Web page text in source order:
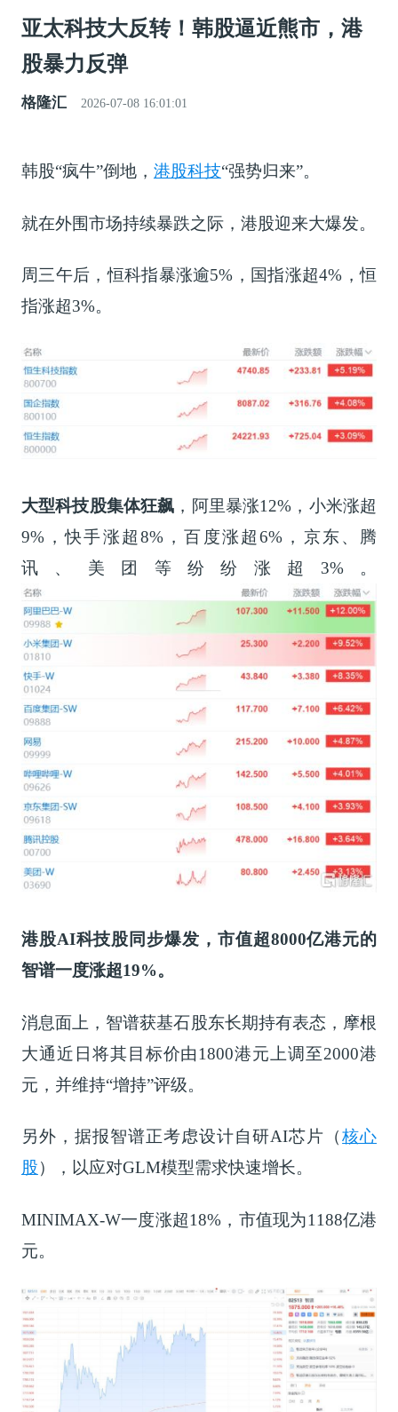
亚太科技大反转！韩股逼近熊市，港
股暴力反弹
格隆汇 2026-07-08 16:01:01
韩股“疯牛”倒地， 港股科技“强势归来”。
就在外围市场持续暴跌之际，港股迎来大爆发。
周三午后，恒科指暴涨逾5%，国指涨超4%，恒
指涨超3%。
大型科技股集体狂飙 ，阿里暴涨12%，小米涨超
9%，快手涨超8%，百度涨超6%，京东、腾
讯、美团等纷纷涨超3%。
港股AI科技股同步爆发，市值超8000亿港元的
智谱一度涨超19%。
消息面上，智谱获基石股东长期持有表态，摩根
大通近日将其目标价由1800港元上调至2000港
元，并维持“增持”评级。
另外，据报智谱正考虑设计自研AI芯片（核心
股） ，以应对GLM模型需求快速增长。
MINIMAX-W一度涨超18%，市值现为1188亿港
元。